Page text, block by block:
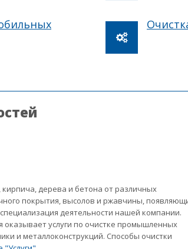
кирпича, дерева и бетона от различных
покрытия, высолов и ржавчины,
деятельности нашей компании.
оказывает услуги по очистке промышленных
и металлоконструкций. Способы очистки